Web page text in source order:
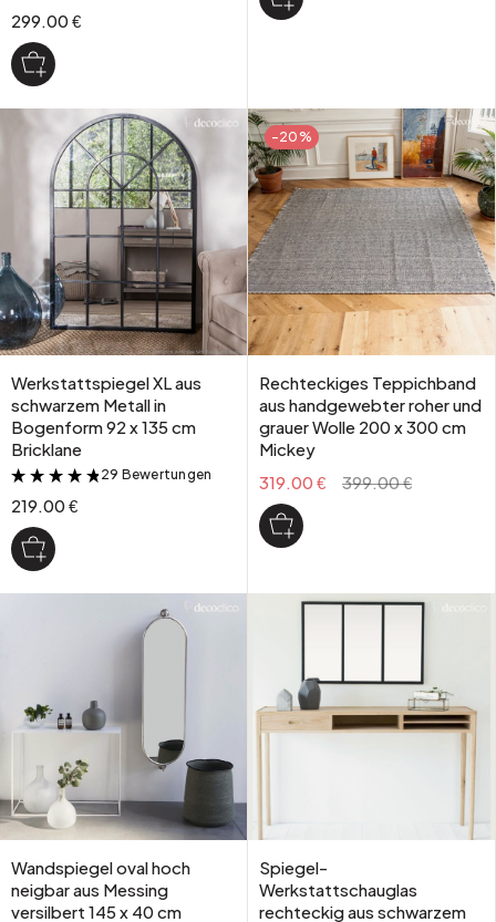
299.00 €
Werkstattspiegel XL aus
schwarzem Metall in
Bogenform 92 x 135 cm
Bricklane
&
29 Bewertungen
219.00 €
-20%
Rechteckiges Teppichband
aus handgewebter roher und
grauer Wolle 200 x 300 cm
Mickey
319.00 €
399.00 €
Wandspiegel oval hoch
neigbar aus Messing
versilbert 145 x 40 cm
Spiegel-
Werkstattschauglas
rechteckig aus schwarzem